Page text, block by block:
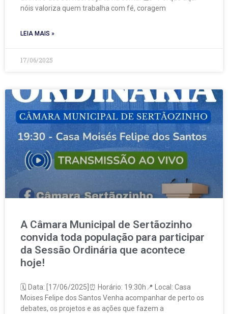
nóis valoriza quem trabalha com fé, coragem
LEIA MAIS »
17/06/2025
A Câmara Municipal de Sertãozinho
convida toda população para participar
da Sessão Ordinária que acontece
hoje!
🗓️ Data: [17/06/2025]⏰ Horário: 19:30h📍 Local: Casa
Moises Felipe dos Santos Venha acompanhar de perto os
debates, os projetos e as ações que fazem a